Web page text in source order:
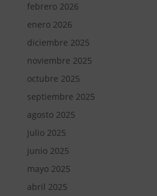
febrero 2026
enero 2026
diciembre 2025
noviembre 2025
octubre 2025
septiembre 2025
agosto 2025
julio 2025
junio 2025
mayo 2025
abril 2025